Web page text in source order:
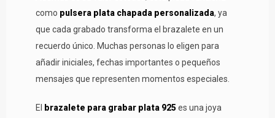
como pulsera plata chapada personalizada, ya
que cada grabado transforma el brazalete en un
recuerdo único. Muchas personas lo eligen para
añadir iniciales, fechas importantes o pequeños
mensajes que representen momentos especiales.
El brazalete para grabar plata 925es una joya